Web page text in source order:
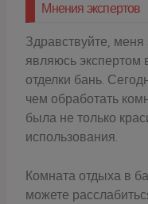
Мнения экспертов
Здравствуйте,
являюсь экспертом
отделки бань.
чем обработать
была не только
использования.
Комната отдыха в
можете